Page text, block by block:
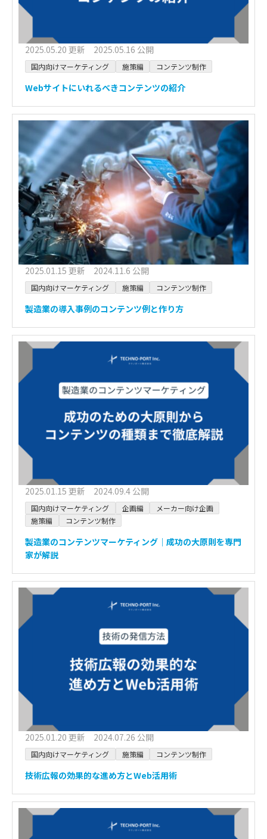
2025.05.20 更新 2025.05.16 公開
国内向けマーケティング 施策編 コンテンツ制作
Webサイトにいれるべきコンテンツの紹介
2025.01.15 更新 2024.11.6 公開
国内向けマーケティング 施策編 コンテンツ制作
製造業の導入事例のコンテンツ例と作り方
2025.01.15 更新 2024.09.4 公開
国内向けマーケティング 企画編
メーカー向け企画
施策編
コンテンツ制作
製造業のコンテンツマーケティング｜成功の大原則を専門
家が解説
2025.01.20 更新 2024.07.26 公開
国内向けマーケティング 施策編 コンテンツ制作
技術広報の効果的な進め方とWeb活用術